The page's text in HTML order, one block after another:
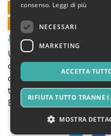
8 APRILE 2020 - 20:30
VENDITE ONLINE
Musica, Eventi Live,
Un’opera musicale ma
composizioni di maggior
del Settecento:
terrà il concerto dello
Battista Pergolesi
consenso. Leggi di più
NECESSARI
MARKETING
ACCETTA
RIFIUTA TUTTO TRANNE I
MOSTRA